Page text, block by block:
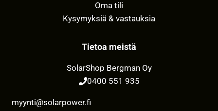
Oma tili
Kysymyksiä & vastauksia
Tietoa meistä
SolarShop Bergman Oy
0400 551 935
myynti@solarpower.fi